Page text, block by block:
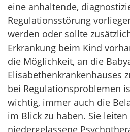
eine anhaltende,
Regulationsstörung
werden oder sollte
Erkrankung beim Kind
die Möglichkeit, an die
Elisabethenkrankenhauses
bei Regulationsproblemen
wichtig, immer auch die
im Blick zu haben. Sie